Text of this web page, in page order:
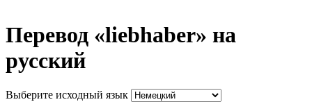
Перевод «liebhaber» на
русский
Выберите исходный язык